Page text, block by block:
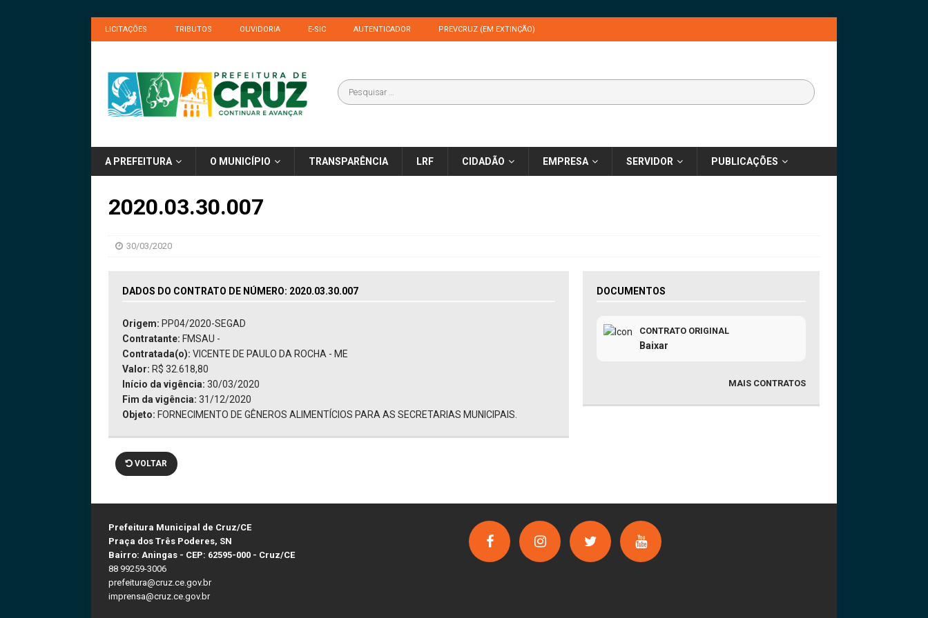
LICITAÇÕES TRIBUTOS OUVIDORIA E-SIC AUTENTICADOR PREVCRUZ (EM EXTINÇÃO)
A PREFEITURA O MUNICÍPIO TRANSPARÊNCIA LRF CIDADÃO EMPRESA SERVIDOR PUBLICAÇÕES
2020.03.30.007
30/03/2020
DADOS DO CONTRATO DE NÚMERO: 2020.03.30.007
Origem: PP04/2020-SEGAD
Contratante: FMSAU -
Contratada(o): VICENTE DE PAULO DA ROCHA - ME
Valor: R$ 32.618,80
Início da vigência: 30/03/2020
Fim da vigência: 31/12/2020
Objeto: FORNECIMENTO DE GÊNEROS ALIMENTÍCIOS PARA AS SECRETARIAS MUNICIPAIS.
DOCUMENTOS
CONTRATO ORIGINAL
Baixar
MAIS CONTRATOS
VOLTAR
Prefeitura Municipal de Cruz/CE
Praça dos Três Poderes, SN
Bairro: Aningas - CEP: 62595-000 - Cruz/CE
88 99259-3006
prefeitura@cruz.ce.gov.br
imprensa@cruz.ce.gov.br